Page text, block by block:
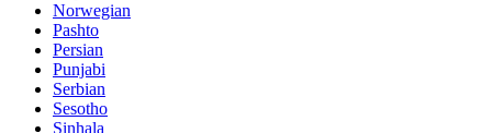
Norwegian
Pashto
Persian
Punjabi
Serbian
Sesotho
Sinhala